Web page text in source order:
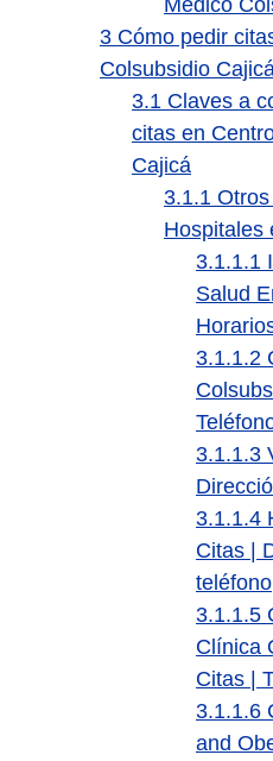
3 Cómo pedir
Colsubsidio
3.1 Claves a
citas en
Cajicá
3.1.1
Hospitales
3.1.1.1
Salud
3.1.1.2
3.1.1.3
3.1.1.4
Citas |
teléfono
3.1.1.5
Clínica
Citas |
3.1.1.6
and